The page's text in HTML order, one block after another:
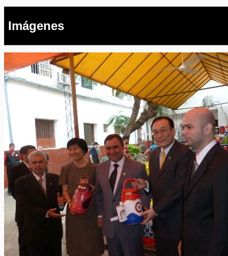
Imágenes